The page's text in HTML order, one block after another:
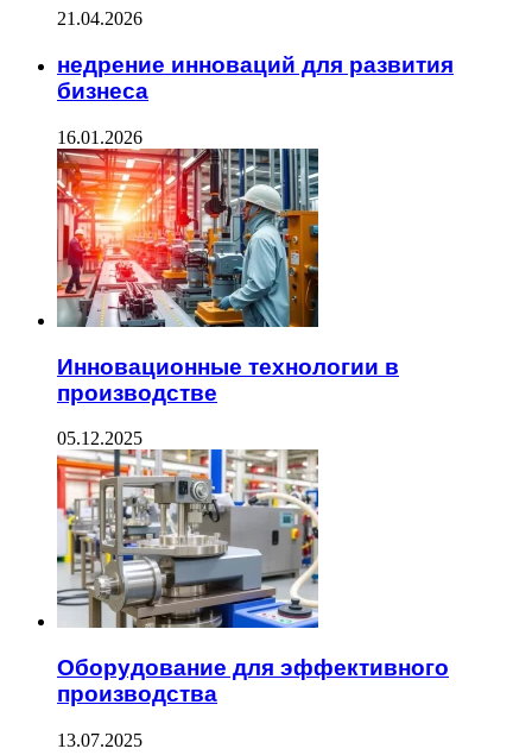
21.04.2026
недрение инноваций для развития
бизнеса
16.01.2026
Инновационные технологии в
производстве
05.12.2025
Оборудование для эффективного
производства
13.07.2025